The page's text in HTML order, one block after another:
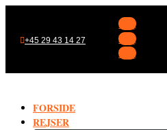
+45 29 43 14 27
Følg
Følg
Følg
FORSIDE
REJSER